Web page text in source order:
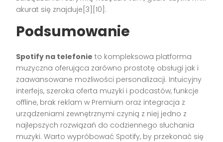
akurat się znajduje[3][10].
Podsumowanie
Spotify na telefonie to kompleksowa platforma
muzyczna oferująca zarówno prostotę obsługi jak i
zaawansowane możliwości personalizacji. Intuicyjny
interfejs, szeroka oferta muzyki i podcastów, funkcje
offline, brak reklam w Premium oraz integracja z
urządzeniami zewnętrznymi czynią z niej jedno z
najlepszych rozwiązań do codziennego słuchania
muzyki. Warto wypróbować Spotify, by przekonać się